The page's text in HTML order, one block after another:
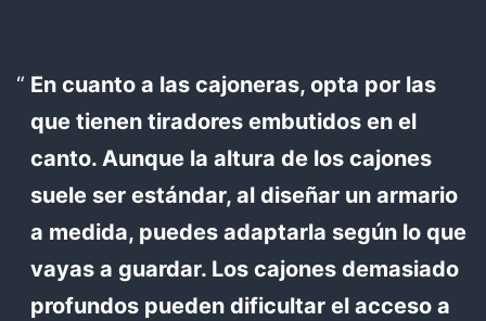
En cuanto a las cajoneras, opta por las
que tienen tiradores embutidos en el
canto. Aunque la altura de los cajones
suele ser estándar, al diseñar un armario
a medida, puedes adaptarla según lo que
vayas a guardar. Los cajones demasiado
profundos pueden dificultar el acceso a